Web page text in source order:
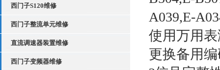
西门子S120维修
西门子整流单元维修
直流调速器装置维修
西门子变频器维修
A039,E-
使用万用
更换备用